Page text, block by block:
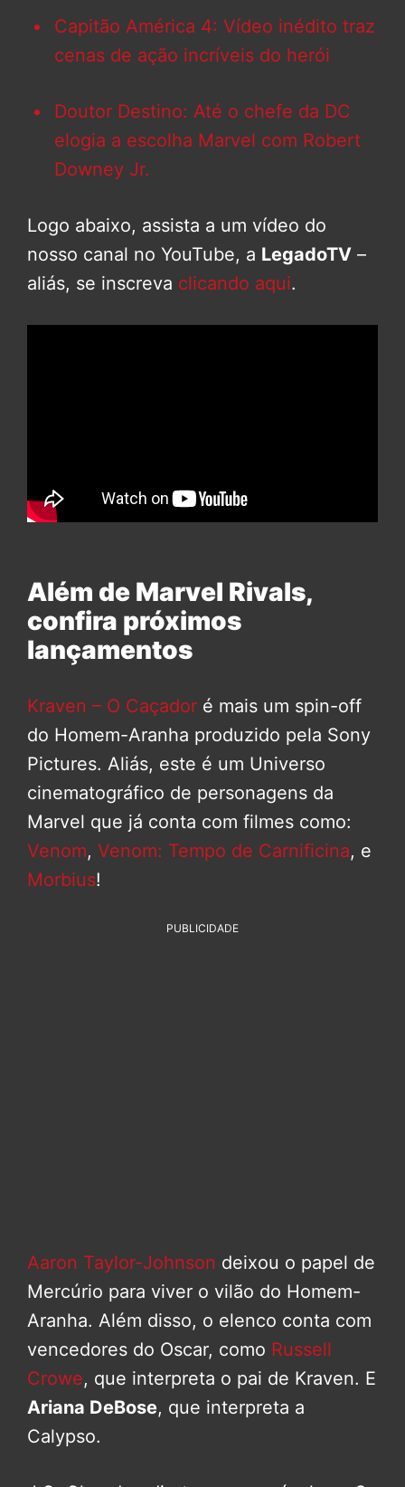
Capitão América 4: Vídeo inédito traz
cenas de ação incríveis do herói
Doutor Destino: Até o chefe da DC
elogia a escolha Marvel com Robert
Downey Jr.
Logo abaixo, assista a um vídeo do
nosso canal no YouTube, a LegadoTV –
aliás, se inscreva clicando aqui.
Além de Marvel Rivals,
confira próximos
lançamentos
Kraven – O Caçador é mais um spin-off
do Homem-Aranha produzido pela Sony
Pictures. Aliás, este é um Universo
cinematográfico de personagens da
Marvel que já conta com filmes como:
Venom, Venom: Tempo de Carnificina, e
Morbius!
PUBLICIDADE
Aaron Taylor-Johnson deixou o papel de
Mercúrio para viver o vilão do Homem-
Aranha. Além disso, o elenco conta com
vencedores do Oscar, como Russell
Crowe, que interpreta o pai de Kraven. E
Ariana DeBose, que interpreta a
Calypso.